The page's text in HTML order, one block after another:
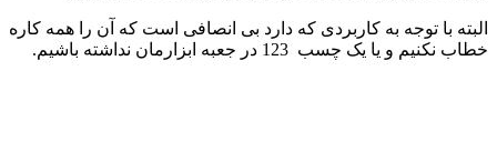
البته با توجه به کاربردی که دارد بی انصافی است که آن را همه کاره
خطاب نکنیم و یا یک چسب 123 در جعبه ابزارمان نداشته باشیم.